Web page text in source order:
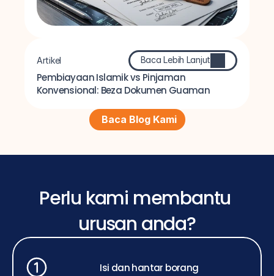
Artikel Baca Lebih Lanjut
Pembiayaan Islamik vs Pinjaman
Konvensional: Beza Dokumen Guaman
Baca Blog Kami
Perlu kami membantu
urusan anda?
Isi dan hantar borang